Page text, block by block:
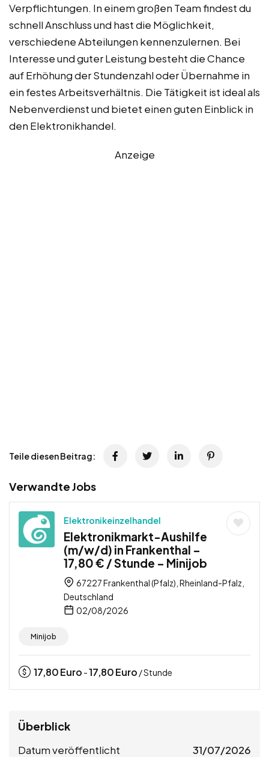
Verpflichtungen. In einem großen Team findest du
schnell Anschluss und hast die Möglichkeit,
verschiedene Abteilungen kennenzulernen. Bei
Interesse und guter Leistung besteht die Chance
auf Erhöhung der Stundenzahl oder Übernahme in
ein festes Arbeitsverhältnis. Die Tätigkeit ist ideal als
Nebenverdienst und bietet einen guten Einblick in
den Elektronikhandel.
Anzeige
Teile diesen Beitrag:
Verwandte Jobs
Elektronikeinzelhandel
Elektronikmarkt-Aushilfe
(m/w/d) in Frankenthal –
17,80 € / Stunde – Minijob
67227 Frankenthal (Pfalz), Rheinland-Pfalz,
Deutschland
02/08/2026
Minijob
17,80Euro -17,80Euro / Stunde
Überblick
Datum veröffentlicht 31/07/2026